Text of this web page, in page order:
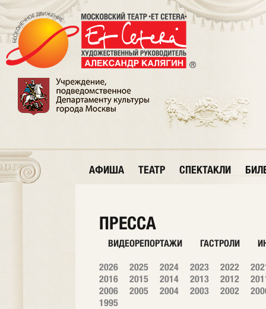
АФИША ТЕАТР СПЕКТАКЛИ
ПРЕССА
ВИДЕОРЕПОРТАЖИ ГАСТРОЛИ
2026 2025 2024 2023 2022
2016
2015 2014 2013 2012
2006
2005 2004 2003 2002
1995